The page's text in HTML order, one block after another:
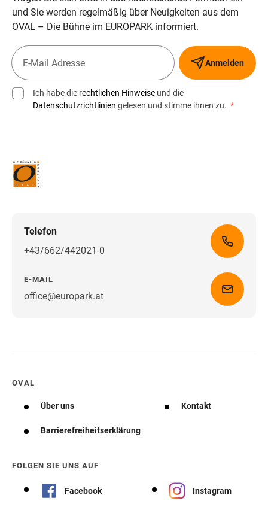
und Sie werden regelmäßig über Neuigkeiten aus dem
OVAL – Die Bühne im EUROPARK informiert.
Anmelden
Ich habe die rechtlichen Hinweise und die
Datenschutzrichtlinien gelesen und stimme ihnen zu. *
Telefon
+43/662/442021-0
E-MAIL
office@europark.atWegbeschreibung erhalten
OVAL
Über uns Kontakt
Barrierefreiheitserklärung
FOLGEN SIE UNS AUF
Facebook Instagram